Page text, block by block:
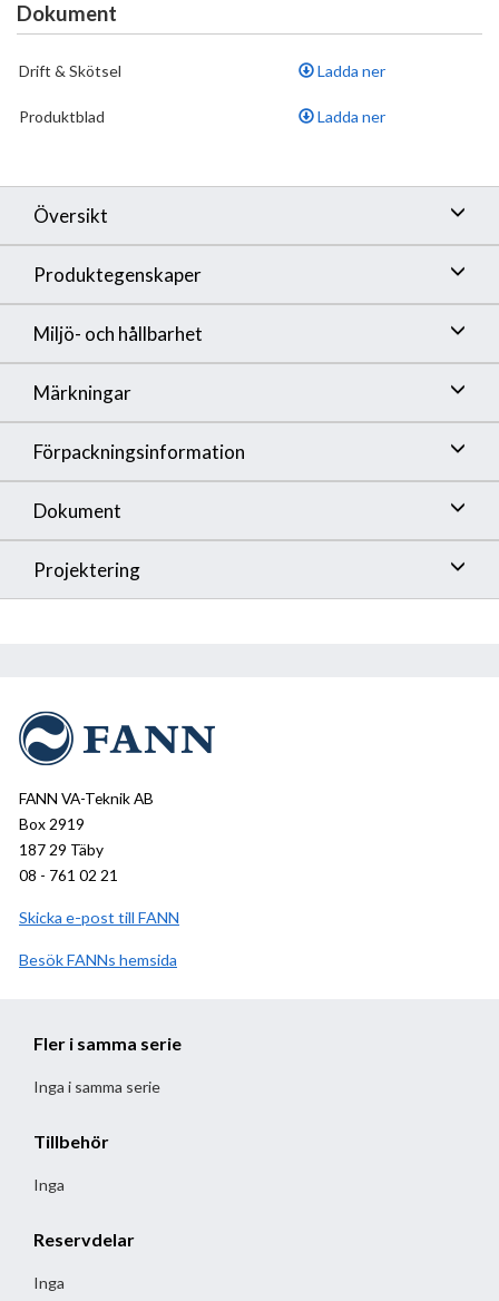
Dokument
Drift & Skötsel Ladda ner
Produktblad Ladda ner
Översikt
Produktegenskaper
Miljö- och hållbarhet
Märkningar
Förpackningsinformation
Dokument
Projektering
FANN VA-Teknik AB
Box 2919
187 29 Täby
08 - 761 02 21
Skicka e-post till FANN
BesökFANN hemsida
Fler i samma serie
Inga i samma serie
Tillbehör
Inga
Reservdelar
Inga